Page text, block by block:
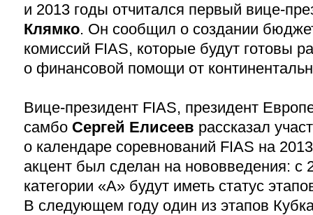
и 2013 годы отчитался первый вице-
Клямко. Он сообщил о создании
комиссий FIAS, которые будут готовы
о финансовой помощи от
Вице-президент FIAS, президент
самбо Сергей Елисеев рассказал
о календаре соревнований FIAS на
акцент был сделан на нововведения: с
категории «А» будут иметь статус
В следующем году один из этапов